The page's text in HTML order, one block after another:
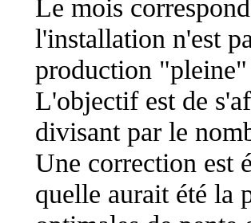
Le mois
l'installation n'est
production "pleine"
L'objectif est de
divisant par le
Une correction est
quelle aurait été la